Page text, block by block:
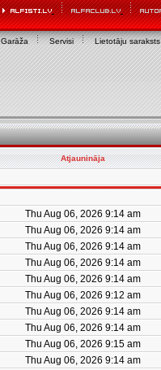
Garāža Servisi Lietotāju saraksts
Atjaunināja
Thu Aug 06, 2026 9:14 am
Thu Aug 06, 2026 9:14 am
Thu Aug 06, 2026 9:14 am
Thu Aug 06, 2026 9:14 am
Thu Aug 06, 2026 9:14 am
Thu Aug 06, 2026 9:12 am
Thu Aug 06, 2026 9:14 am
Thu Aug 06, 2026 9:14 am
Thu Aug 06, 2026 9:15 am
Thu Aug 06, 2026 9:14 am